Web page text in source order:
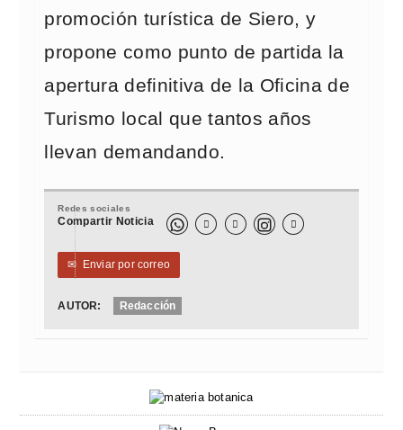
promoción turística de Siero, y
propone como punto de partida la
apertura definitiva de la Oficina de
Turismo local que tantos años
llevan demandando.
Redes sociales
Compartir Noticia   
✉ Enviar por correo
AUTOR: Redacción